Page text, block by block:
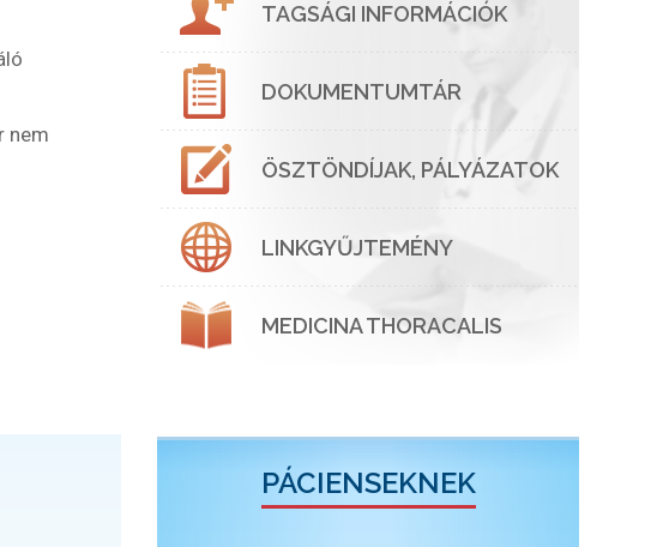
nem
TAGSÁGI INFORMÁCIÓK
DOKUMENTUMTÁR
ÖSZTÖNDÍJAK, PÁLYÁZATOK
LINKGYŰJTEMÉNY
MEDICINA THORACALIS
PÁCIENSEKNEK